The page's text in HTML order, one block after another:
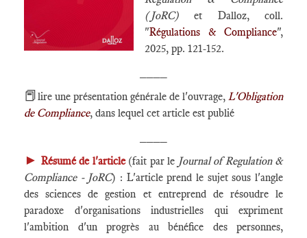
(JoRC) et Dalloz, coll.
"Régulations & Compliance",
2025, pp. 121-152.
📕lire une présentation générale de l'ouvrage, L'Obligation
de Compliance, dans lequel cet article est publié
► Résumé de l'article (fait par le Journal of Regulation &
Compliance - JoRC) : L'article prend le sujet sous l'angle
des sciences de gestion et entreprend de résoudre le
paradoxe d'organisations industrielles qui expriment
l'ambition d'un progrès au bénéfice des personnes,